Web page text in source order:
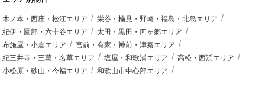
木ノ本・西庄・松江エリア
栄谷・楠見・野崎・福島・北島エリア
紀伊・園部・六十谷エリア
太田・黒田・四ヶ郷エリア
布施屋・小倉エリア
宮前・有家・神前・津秦エリア
紀三井寺・三葛・名草エリア
塩屋・和歌浦エリア
高松・西浜エリア
小松原・砂山・今福エリア
和歌山市中心部エリア